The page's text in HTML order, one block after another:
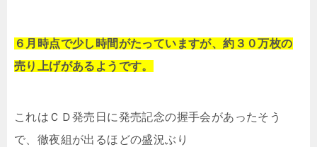
６月時点で少し時間がたっていますが、約３０万枚の
売り上げがあるようです。
これはＣＤ発売日に発売記念の握手会があったそう
で、徹夜組が出るほどの盛況ぶり